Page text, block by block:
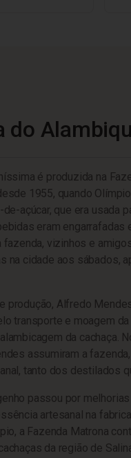
do
é produzida na
1955, quando
açúcar, que era usada
eram engarrafadas
fazenda, vizinhos e
na cidade aos sábados,
produção, Alfredo
transporte e moagem
da cachaça.
assumiram a
tanto dos destilados
passou por
artesanal na
a Fazenda Matrona
da região de